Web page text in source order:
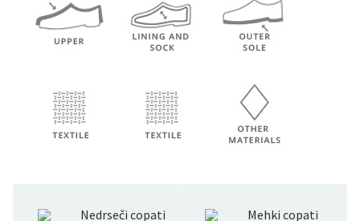
Nedrseči copati Mehki copati